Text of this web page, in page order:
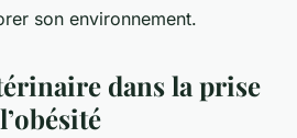
son environnement.
dans la prise